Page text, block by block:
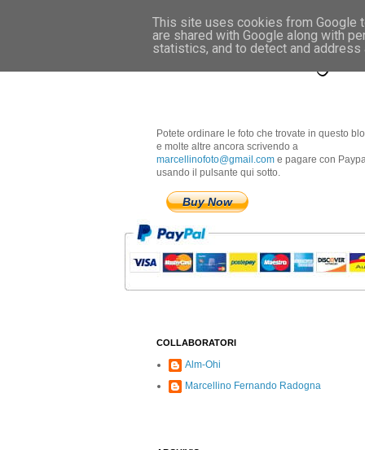
Marcellino
Potete ordinare le foto che trovate in questo
e molte altre ancora scrivendo a
marcellinofoto@gmail.com e pagare con
usando il pulsante qui sotto.
Buy Now
COLLABORATORI
Alm-Ohi
Marcellino Fernando Radogna
This site uses cookies from Google
are shared with Google along with
statistics, and to detect and address